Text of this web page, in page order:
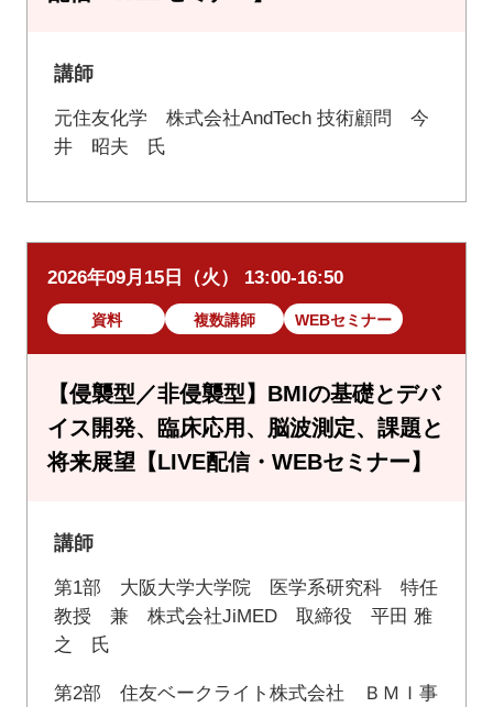
講師
元住友化学 株式会社AndTech 技術顧問 今
井 昭夫 氏
2026年09月15日（火） 13:00-16:50
資料 複数講師 WEBセミナー
【侵襲型／非侵襲型】BMIの基礎とデバ
イス開発、臨床応用、脳波測定、課題と
将来展望【LIVE配信・WEBセミナー】
講師
第1部 大阪大学大学院 医学系研究科 特任
教授 兼 株式会社JiMED 取締役 平田 雅
之 氏
第2部 住友ベークライト株式会社 ＢＭＩ事